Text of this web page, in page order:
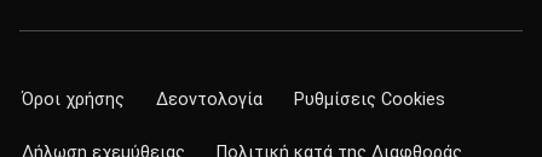
Όροι χρήσης Δεοντολογία Ρυθμίσεις Cookies
Δήλωση εχεμύθειας Πολιτική κατά της Διαφθοράς